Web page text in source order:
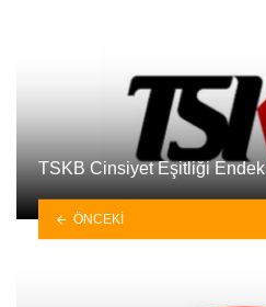
TSKB Cinsiyet Eşitliği
ÖNCEKI